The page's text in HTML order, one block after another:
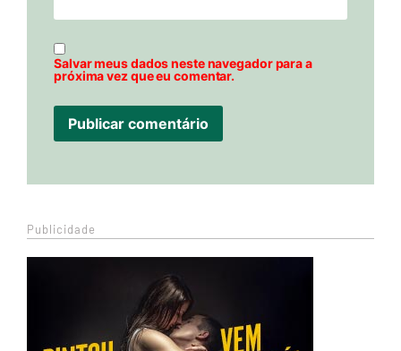
Salvar meus dados neste navegador para a
próxima vez que eu comentar.
Publicidade